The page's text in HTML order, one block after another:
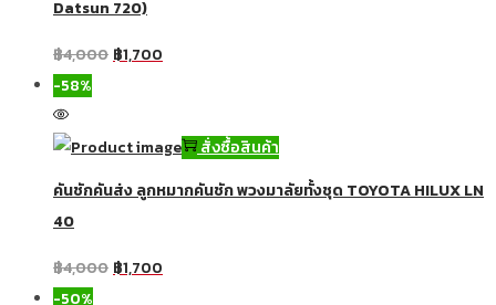
Datsun 720)
฿4,000 ฿1,700
-58%
สั่งซื้อสินค้า
คันชักคันส่ง ลูกหมากคันชัก พวงมาลัยทั้งชุด TOYOTA HILUX LN
40
฿4,000 ฿1,700
-50%